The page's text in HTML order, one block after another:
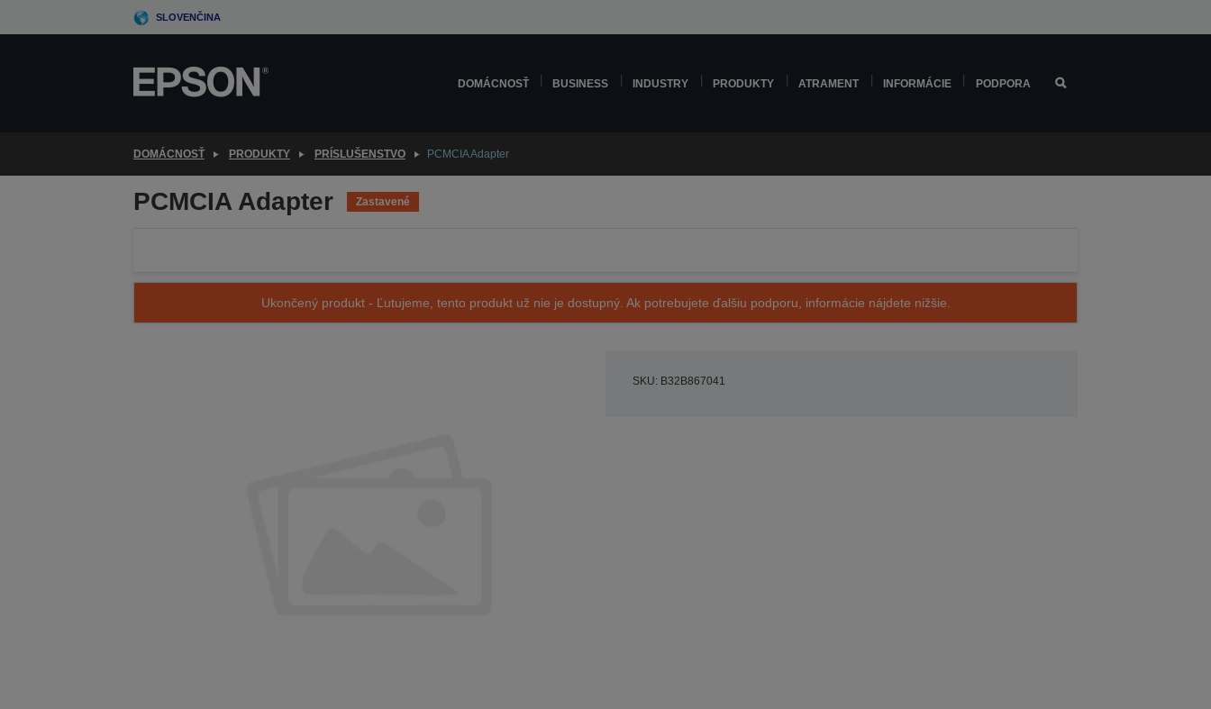
to
SLOVENČINA
DOMÁCNOSŤ BUSINESS INDUSTRY PRODUKTY ATRAMENT INFORMÁCIE PODPORA
DOMÁCNOSŤ PRODUKTY PRÍSLUŠENSTVO PCMCIA Adapter
PCMCIA Adapter Zastavené
Ukončený produkt - Ľutujeme, tento produkt už nie je dostupný. Ak potrebujete ďalšiu podporu, informácie nájdete nižšie.
SKU: B32B867041